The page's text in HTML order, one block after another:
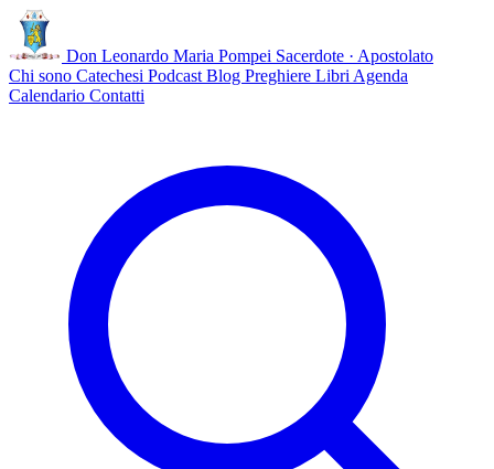
Don Leonardo Maria Pompei Sacerdote · Apostolato
Chi sono Catechesi Podcast Blog Preghiere Libri Agenda
Calendario Contatti